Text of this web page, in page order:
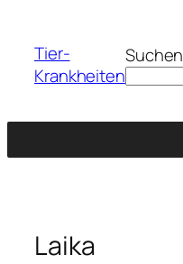
springen
Tier-
Krankheiten
Suchen
Laika